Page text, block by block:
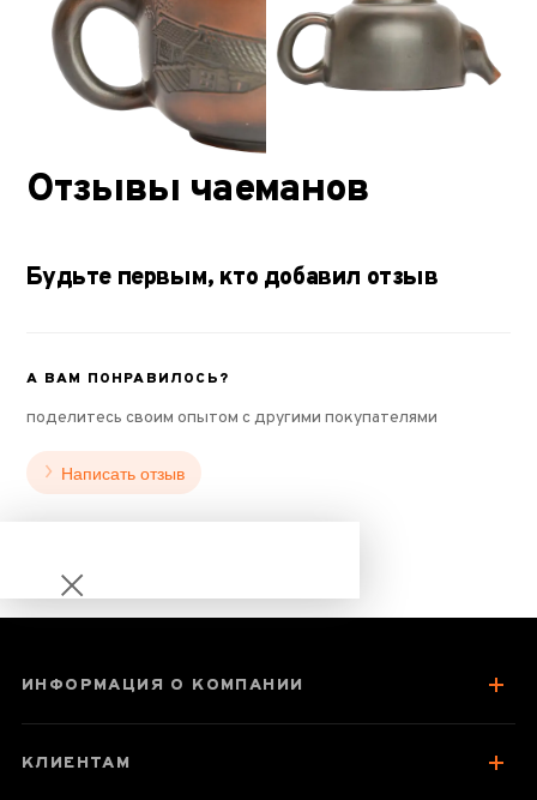
Отзывы чаеманов
Будьте первым, кто добавил отзыв
А ВАМ ПОНРАВИЛОСЬ?
поделитесь своим опытом с другими покупателями
Написать отзыв
Чайник 120 мл
ИНФОРМАЦИЯ О КОМПАНИИ
КЛИЕНТАМ